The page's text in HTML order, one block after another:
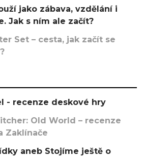
jako zábava, vzdělání i
Jak s ním ale začít?
Set – cesta, jak začít se
- recenze deskové hry
Old World – recenze
Zaklínače
aneb Stojíme ještě o